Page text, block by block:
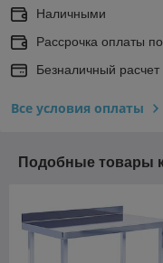
Наличными
Рассрочка оплаты
Безналичный расчет
Все условия оплаты
Подобные товары